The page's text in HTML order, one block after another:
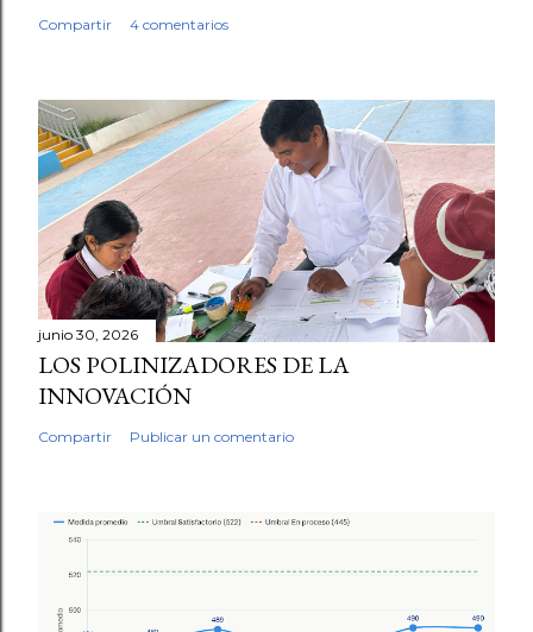
Compartir 4 comentarios
junio 30, 2026
LOS POLINIZADORES DE LA
INNOVACIÓN
Compartir Publicar un comentario